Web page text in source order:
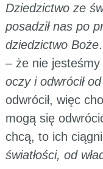
Dziedzictwo ze
posadził nas po
dziedzictwo Boże
– że nie jesteśmy
oczy i odwrócił
odwrócił, więc
mogą się
chcą, to ich
światłości, od